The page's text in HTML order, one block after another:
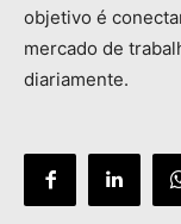
objetivo é
mercado de
diariamente.